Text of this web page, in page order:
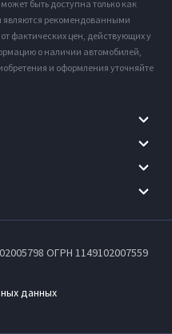
быть доступна только как
являются рекомендованными
фактических цен, действующих у
о наличии автомобилей,
и оформления уточняйте
ОГРН 1149102007559
данных